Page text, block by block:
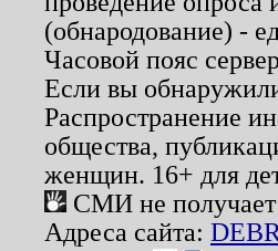
(обнародование) -
Часовой пояс
Если вы
Распространение
общества,
женщин. 16+ для
СМИ не получает
Адреса сайта: